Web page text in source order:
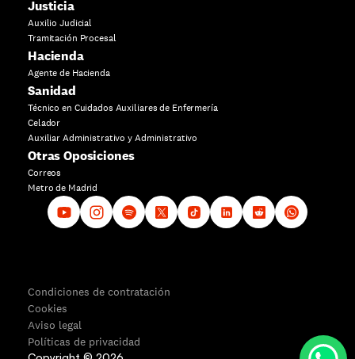
Justicia
Auxilio Judicial
Tramitación Procesal
Hacienda
Agente de Hacienda
Sanidad
Técnico en Cuidados Auxiliares de Enfermería
Celador
Auxiliar Administrativo y Administrativo
Otras Oposiciones
Correos
Metro de Madrid
Condiciones de contratación
Cookies
Aviso legal
Políticas de privacidad